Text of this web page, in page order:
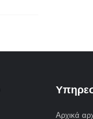
Αρχικά